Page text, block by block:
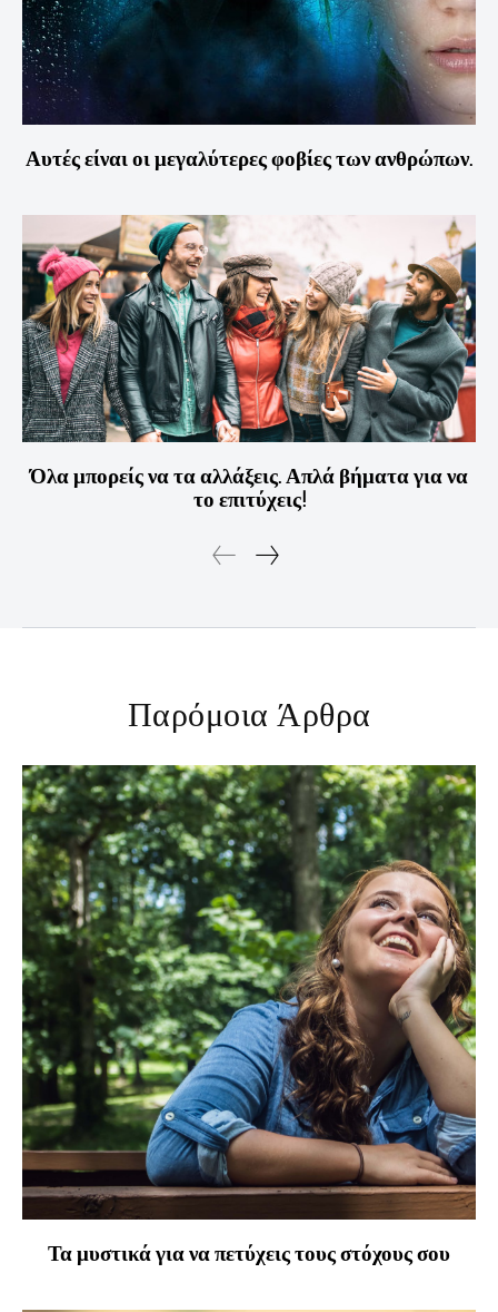
Αυτές είναι οι μεγαλύτερες φοβίες των ανθρώπων.
Όλα μπορείς να τα αλλάξεις. Απλά βήματα για να
το επιτύχεις!
Παρόμοια Άρθρα
Τα μυστικά για να πετύχεις τους στόχους σου